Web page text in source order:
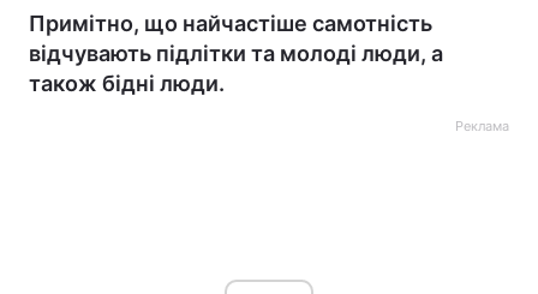
Примітно, що найчастіше самотність
відчувають підлітки та молоді люди, а
також бідні люди.
Реклама